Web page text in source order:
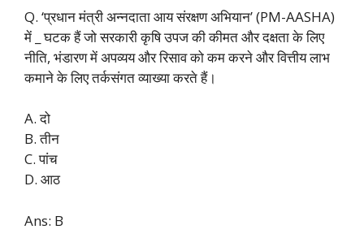
Q. ‘प्रधान मंत्री अन्नदाता आय संरक्षण अभियान’ (PM-AASHA)
में _ घटक हैं जो सरकारी कृषि उपज की कीमत और दक्षता के लिए
नीति, भंडारण में अपव्यय और रिसाव को कम करने और वित्तीय लाभ
कमाने के लिए तर्कसंगत व्याख्या करते हैं।
A. दो
B. तीन
C. पांच
D. आठ
Ans: B